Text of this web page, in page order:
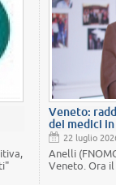
Veneto:
dei medici
22 luglio
Anelli
Veneto. Ora